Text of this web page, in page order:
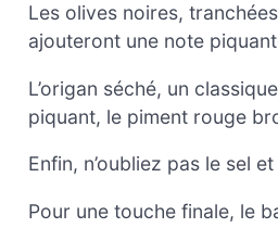
Les olives noires,
ajouteront une note
L’origan séché, un
piquant, le piment rouge
Enfin, n’oubliez pas le sel
Pour une touche finale, le